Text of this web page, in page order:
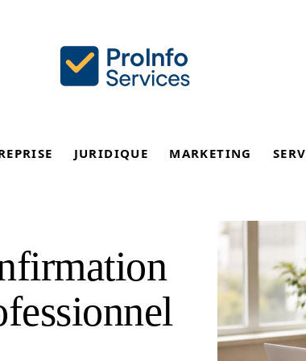
JURIDIQUE MARKETING